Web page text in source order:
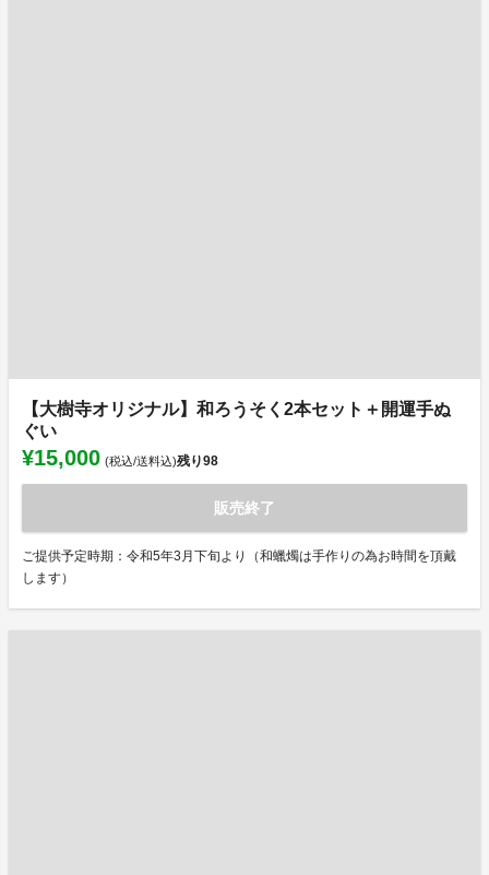
【大樹寺オリジナル】和ろうそく2本セット＋開運手ぬ
ぐい
¥15,000 (税込/送料込)残り98
販売終了
ご提供予定時期：令和5年3月下旬より（和蠟燭は手作りの為お時間を頂戴
します）